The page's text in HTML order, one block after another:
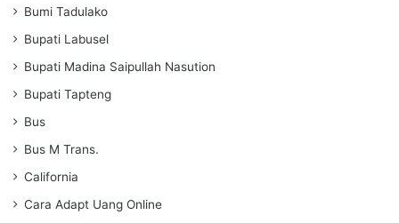
Bumi Tadulako
Bupati Labusel
Bupati Madina Saipullah Nasution
Bupati Tapteng
Bus
Bus M Trans.
California
Cara Adapt Uang Online